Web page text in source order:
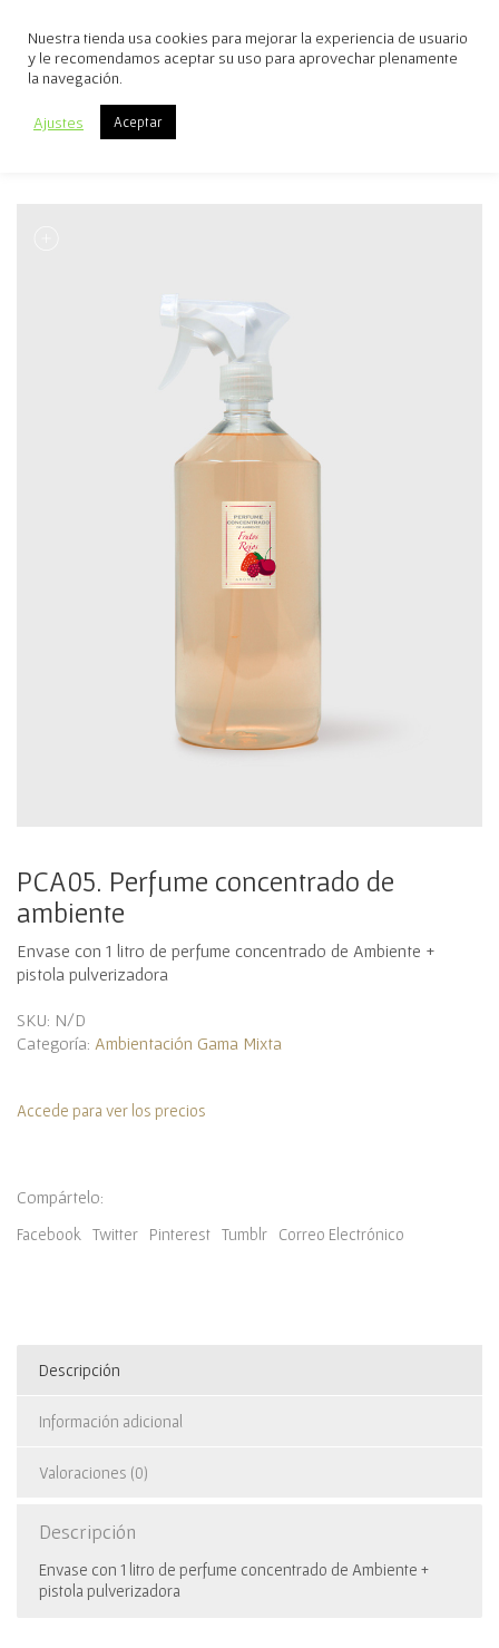
PCA05. Perfume concentrado de
ambiente
Envase con 1 litro de perfume concentrado de Ambiente +
pistola pulverizadora
SKU: N/D
Categoría: Ambientación Gama Mixta
Accede para ver los precios
Compártelo:
Facebook Twitter Pinterest Tumblr Correo Electrónico
Descripción
Información adicional
Valoraciones (0)
Descripción
Envase con 1 litro de perfume concentrado de Ambiente +
pistola pulverizadora
Nuestra tienda usa cookies para mejorar la experiencia de usuario
y le recomendamos aceptar su uso para aprovechar plenamente
la navegación.
Ajustes Aceptar